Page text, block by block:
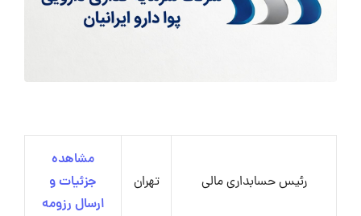
رئیس حسابداری مالی تهران
مشاهده
جزئیات و
ارسال رزومه